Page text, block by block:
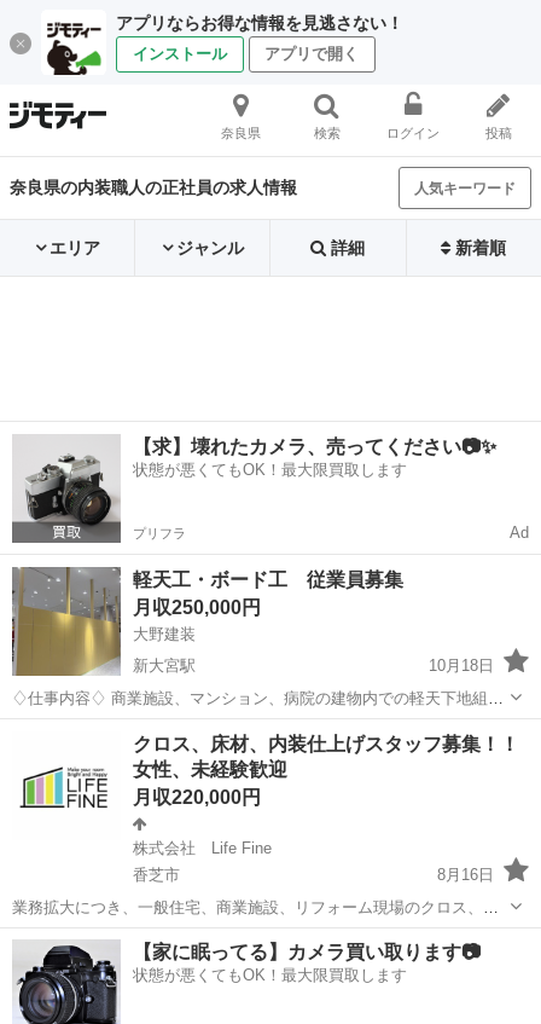
アプリならお得な情報を見逃さない！
インストール アプリで開く
奈良県 検索 ログイン 投稿
奈良県の内装職人の正社員の求人情報 人気キーワード
エリア ジャンル 詳細 新着順
【求】壊れたカメラ、売ってください📷✨
状態が悪くてもOK！最大限買取します
プリフラ Ad
軽天工・ボード工 従業員募集
月収250,000円
大野建装
新大宮駅
10月18日
♢仕事内容♢ 商業施設、マンション、病院の建物内での軽天下地組み
と石膏ボード貼りをメインにしています。 ♢給与♢ 日当月給制 未経
験 10000〜 経験者 要相談 になっております。 楽しく仕事をする会
社になっていま...
新大宮駅 内装職人 未経験
クロス、床材、内装仕上げスタッフ募集！！
女性、未経験歓迎
月収220,000円
株式会社 Life Fine
香芝市
8月16日
業務拡大につき、一般住宅、商業施設、リフォーム現場のクロス、床
材の施工スタッフ募集 未経験でも大丈夫です！1から丁寧に指導して
いきますので、一緒に頑張っていきましょう(^^) 質の高い技術が学べ
ます！ 独立志願の方も大歓...
奈良 香芝市 内装職人 業務
【家に眠ってる】カメラ買い取ります📷
状態が悪くてもOK！最大限買取します